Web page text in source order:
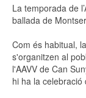
La temporada de
ballada de
Com és habitual,
s'organitzen al
l'AAVV de Can
hi ha la